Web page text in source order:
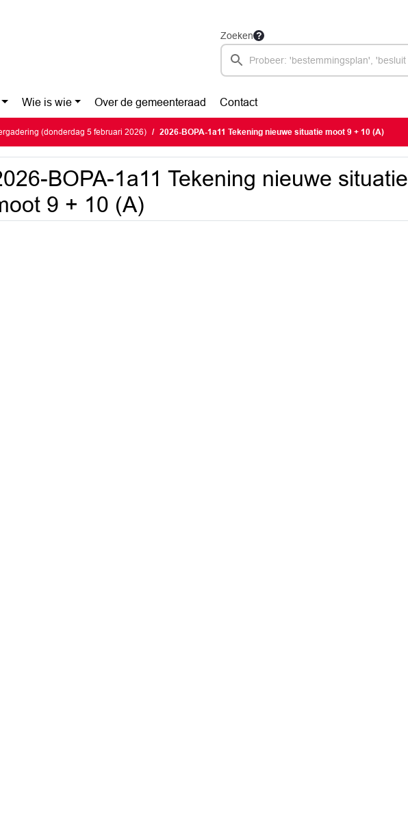
Zoeken
Wie is wie Over de gemeenteraad Contact
(donderdag 5 februari 2026) 2026-BOPA-1a11 Tekening nieuwe situatie moot 9 + 10 (A)
BOPA-1a11 Tekening nieuwe situatie
9 + 10 (A)